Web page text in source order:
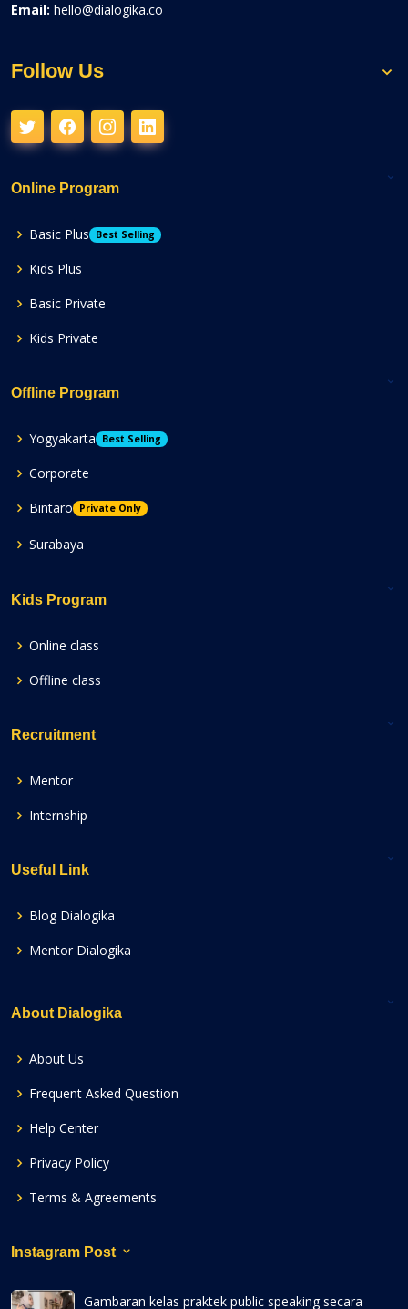
Email: hello@dialogika.co
Follow Us
Online Program
Basic Plus Best Selling
Kids Plus
Basic Private
Kids Private
Offline Program
Yogyakarta Best Selling
Corporate
Bintaro
Private Only
Surabaya
Kids Program
Online class
Offline class
Recruitment
Mentor
Internship
Useful Link
Blog Dialogika
Mentor Dialogika
About Dialogika
About Us
Frequent Asked Question
Help Center
Privacy Policy
Terms & Agreements
Instagram Post
Gambaran kelas praktek public speaking secara